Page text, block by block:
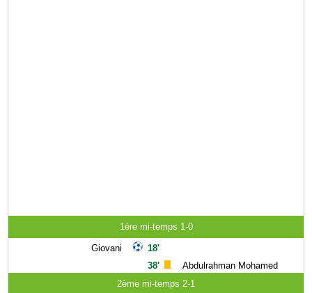
1ère mi-temps 1-0
Giovani
18'
38'
Abdulrahman Mohamed
2ème mi-temps 2-1